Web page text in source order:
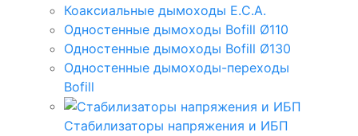
Коаксиальные дымоходы E.C.A.
Одностенные дымоходы Bofill Ø110
Одностенные дымоходы Bofill Ø130
Одностенные дымоходы-переходы
Bofill
Стабилизаторы напряжения и ИБП